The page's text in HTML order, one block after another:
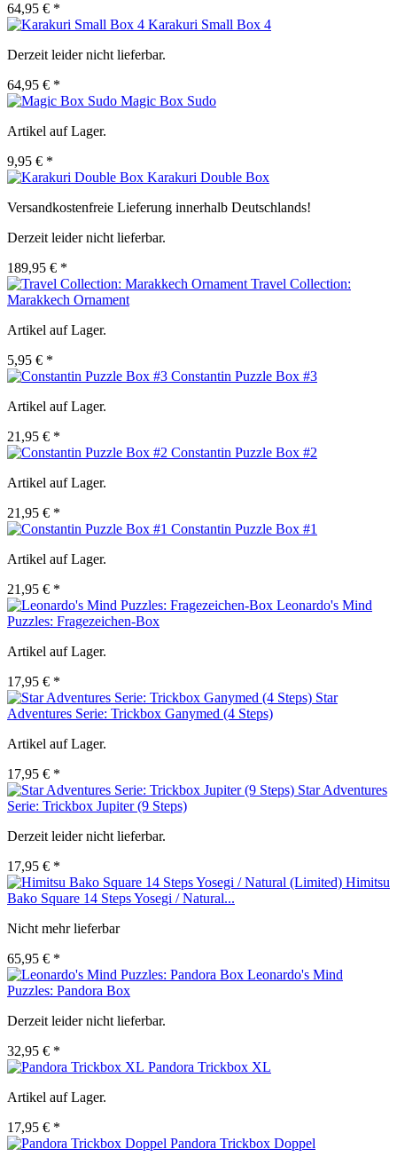
64,95 € *
Karakuri Small Box 4
Derzeit leider nicht lieferbar.
64,95 € *
Magic Box Sudo
Artikel auf Lager.
9,95 € *
Karakuri Double Box
Versandkostenfreie Lieferung innerhalb Deutschlands!
Derzeit leider nicht lieferbar.
189,95 € *
Travel Collection:
Marakkech Ornament
Artikel auf Lager.
5,95 € *
Constantin Puzzle Box #3
Artikel auf Lager.
21,95 € *
Constantin Puzzle Box #2
Artikel auf Lager.
21,95 € *
Constantin Puzzle Box #1
Artikel auf Lager.
21,95 € *
Leonardo's Mind
Puzzles: Fragezeichen-Box
Artikel auf Lager.
17,95 € *
Star
Adventures Serie: Trickbox Ganymed (4 Steps)
Artikel auf Lager.
17,95 € *
Star Adventures
Serie: Trickbox Jupiter (9 Steps)
Derzeit leider nicht lieferbar.
17,95 € *
Himitsu
Bako Square 14 Steps Yosegi / Natural...
Nicht mehr lieferbar
65,95 € *
Leonardo's Mind
Puzzles: Pandora Box
Derzeit leider nicht lieferbar.
32,95 € *
Pandora Trickbox XL
Artikel auf Lager.
17,95 € *
Pandora Trickbox Doppel